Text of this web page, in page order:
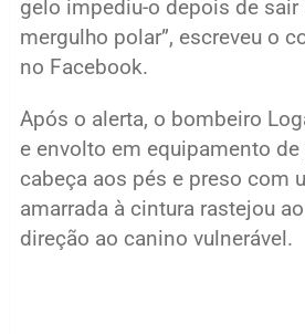
gelo impediu-o depois de sair
mergulho polar”, escreveu o
no Facebook.
Após o alerta, o bombeiro
e envolto em equipamento
cabeça aos pés e preso com
amarrada à cintura rastejou
direção ao canino vulnerável.